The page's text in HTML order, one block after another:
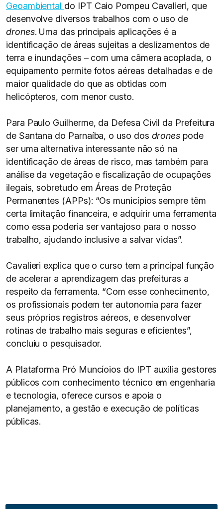
Geoambiental do IPT Caio Pompeu Cavalieri, que
desenvolve diversos trabalhos com o uso de
drones. Uma das principais aplicações é a
identificação de áreas sujeitas a deslizamentos de
terra e inundações – com uma câmera acoplada, o
equipamento permite fotos aéreas detalhadas e de
maior qualidade do que as obtidas com
helicópteros, com menor custo.
Para Paulo Guilherme, da Defesa Civil da Prefeitura
de Santana do Parnaíba, o uso dos drones pode
ser uma alternativa interessante não só na
identificação de áreas de risco, mas também para
análise da vegetação e fiscalização de ocupações
ilegais, sobretudo em Áreas de Proteção
Permanentes (APPs): “Os municípios sempre têm
certa limitação financeira, e adquirir uma ferramenta
como essa poderia ser vantajoso para o nosso
trabalho, ajudando inclusive a salvar vidas”.
Cavalieri explica que o curso tem a principal função
de acelerar a aprendizagem das prefeituras a
respeito da ferramenta. “Com esse conhecimento,
os profissionais podem ter autonomia para fazer
seus próprios registros aéreos, e desenvolver
rotinas de trabalho mais seguras e eficientes”,
concluiu o pesquisador.
A Plataforma Pró Muncíoios do IPT auxilia gestores
públicos com conhecimento técnico em engenharia
e tecnologia, oferece cursos e apoia o
planejamento, a gestão e execução de políticas
públicas.